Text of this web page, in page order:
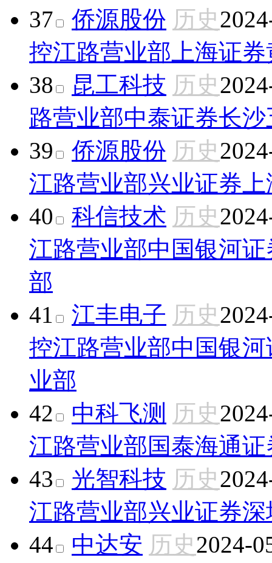
37
侨源股份 历史
控江路营业部 上海证
38
昆工科技 历史
路营业部中泰证券长
39
侨源股份 历史
江路营业部兴业证券
40
科信技术 历史
江路营业部中国银河
部
41
江丰电子 历史
控江路营业部中国银
业部
42
中科飞测 历史
江路营业部国泰海通
43
光智科技 历史
江路营业部兴业证券
44
中达安 历史2024-